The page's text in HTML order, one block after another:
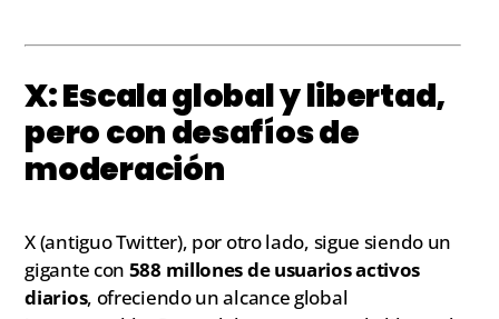
X: Escala global y libertad,
pero con desafíos de
moderación
X (antiguo Twitter), por otro lado, sigue siendo un
gigante con 588 millones de usuarios activos
diarios, ofreciendo un alcance global